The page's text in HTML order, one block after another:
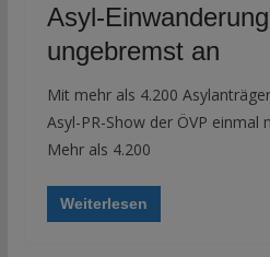
Asyl-
ungebremst an
Mit mehr als 4.200
Asyl-PR-Show der ÖVP einmal
Mehr als 4.200
Weiterlesen